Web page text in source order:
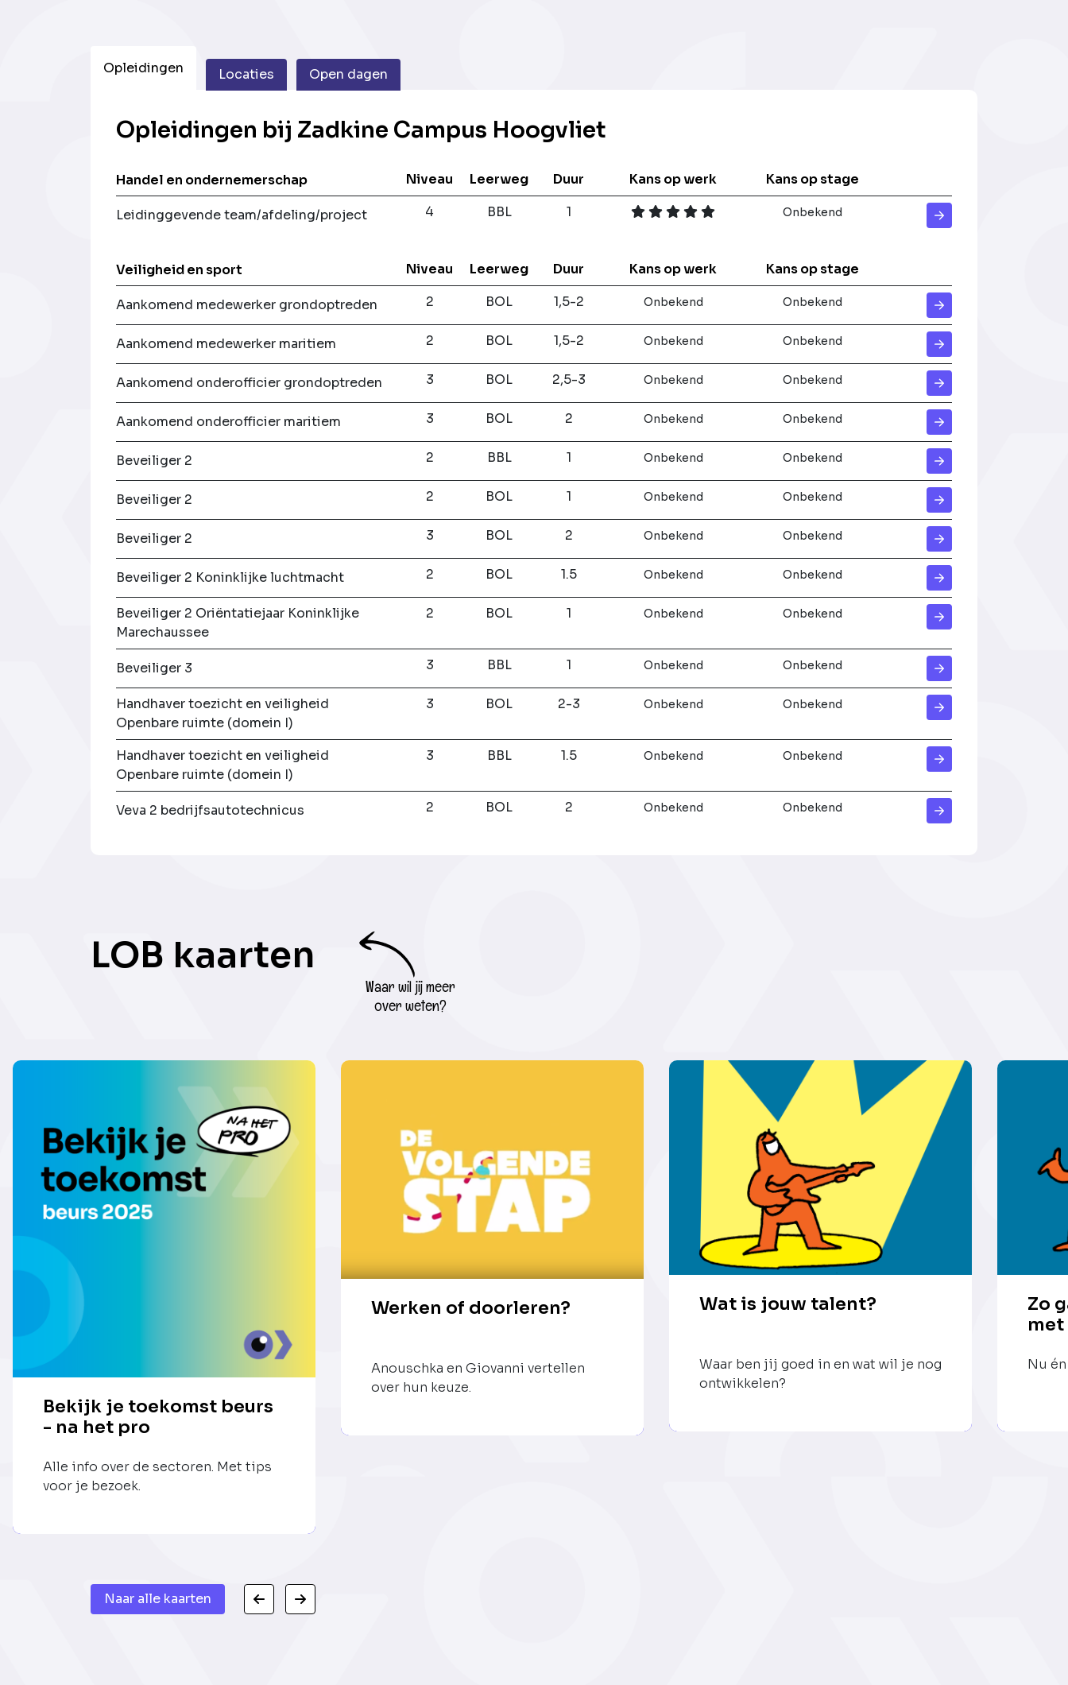
Opleidingen Locaties Open dagen
Opleidingen bij Zadkine Campus Hoogvliet
Handel en ondernemerschap Niveau Leerweg Duur Kans op werk Kans op stage
Leidinggevende team/afdeling/project 4 BBL 1 Onbekend
Veiligheid en sport Niveau Leerweg Duur Kans op werk Kans op stage
Aankomend medewerker grondoptreden 2 BOL 1,5-2 Onbekend Onbekend
Aankomend medewerker maritiem 2 BOL 1,5-2 Onbekend Onbekend
Aankomend onderofficier grondoptreden 3 BOL 2,5-3 Onbekend Onbekend
Aankomend onderofficier maritiem 3 BOL 2 Onbekend Onbekend
Beveiliger 2 2 BBL 1 Onbekend Onbekend
Beveiliger 2 2 BOL 1 Onbekend Onbekend
Beveiliger 2 3 BOL 2 Onbekend Onbekend
Beveiliger 2 Koninklijke luchtmacht 2 BOL 1.5 Onbekend Onbekend
Beveiliger 2 Oriëntatiejaar Koninklijke
Marechaussee
2 BOL 1 Onbekend Onbekend
Beveiliger 3 3 BBL 1 Onbekend Onbekend
Handhaver toezicht en veiligheid
Openbare ruimte (domein I)
3 BOL 2-3 Onbekend Onbekend
Handhaver toezicht en veiligheid
Openbare ruimte (domein I)
3 BBL 1.5 Onbekend Onbekend
Veva 2 bedrijfsautotechnicus 2 BOL 2 Onbekend Onbekend
LOB kaarten
Waar wil jij meer
over weten?
Bekijk je toekomst beurs
- na het pro
Alle info over de sectoren. Met tips
voor je bezoek.
Werken of doorleren?
Anouschka en Giovanni vertellen
over hun keuze.
Wat is jouw talent?
Waar ben jij goed in en wat wil je nog
ontwikkelen?
Zo
Nu
Naar alle kaarten